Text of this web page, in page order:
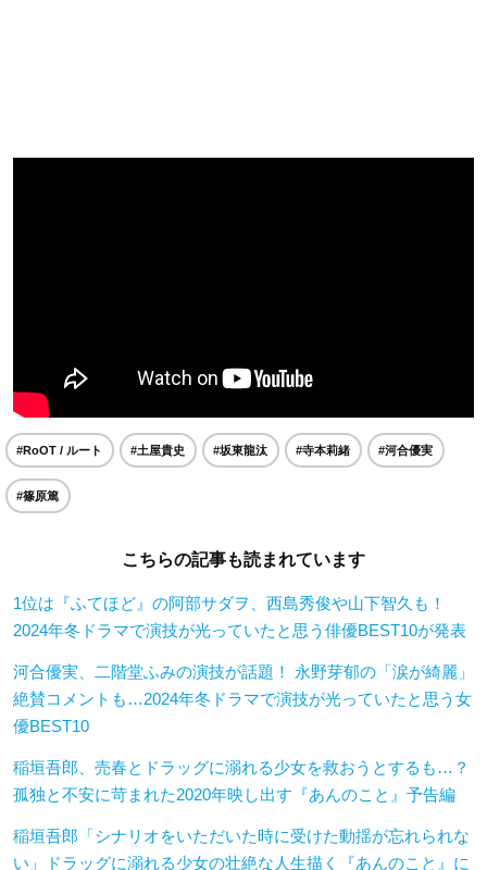
#RoOT / ルート #土屋貴史 #坂東龍汰 #寺本莉緒 #河合優実
#篠原篤
こちらの記事も読まれています
1位は『ふてほど』の阿部サダヲ、西島秀俊や山下智久も！
2024年冬ドラマで演技が光っていたと思う俳優BEST10が発表
河合優実、二階堂ふみの演技が話題！ 永野芽郁の「涙が綺麗」
絶賛コメントも…2024年冬ドラマで演技が光っていたと思う女
優BEST10
稲垣吾郎、売春とドラッグに溺れる少女を救おうとするも…？
孤独と不安に苛まれた2020年映し出す『あんのこと』予告編
稲垣吾郎「シナリオをいただいた時に受けた動揺が忘れられな
い」ドラッグに溺れる少女の壮絶な人生描く『あんのこと』に